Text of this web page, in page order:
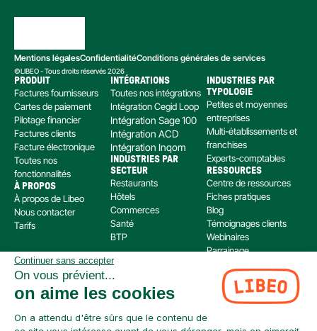
Mentions légalesConfidentialitéConditions générales de services
©LIBEO - Tous droits réservés 2026
Libeo, société par actions simplifiée immatriculée au RCS de Créteil, dont le siège social
est situé au 112 Avenue de Paris, 94300 Vincennes, est enregistré auprès de l’Organisme
pour le Registre Unique des Intermédiaires en assurance, banque et finance (ORIAS) sous
le numéro 220 063 49 en tant que (i) courtier en opérations de banque et en services de
paiement (COBSP) et (ii) mandataire non exclusif en opération de Banque et Service de
PRODUIT
Factures fournisseurs
Cartes de paiement
Pilotage financier
Factures clients
Facture électronique
Toutes nos
fonctionnalités
À PROPOS
À propos de Libeo
Nous contacter
Tarifs
INTÉGRATIONS
Toutes nos intégrations
Intégration Cegid Loop
Intégration Sage 100
Intégration ACD
Intégration Inqom
INDUSTRIES PAR
SECTEUR
Restaurants
Hôtels
Commerces
Santé
BTP
INDUSTRIES PAR
TYPOLOGIE
Petites et moyennes
entreprises
Multi-établissements et
franchises
Experts-comptables
RESSOURCES
Centre de ressources
Fiches pratiques
Blog
Témoignages clients
Webinaires
Parrainage
Continuer sans accepter
On vous prévient...
on aime les cookies
On a attendu d'être sûrs que le contenu de